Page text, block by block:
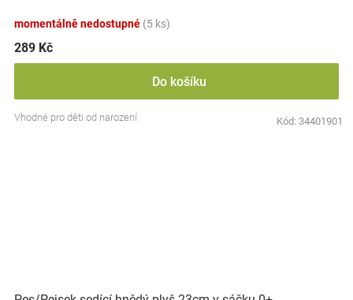
momentálně nedostupné (5 ks)
289 Kč
Do košíku
Vhodné pro děti od narození Kód: 34401901